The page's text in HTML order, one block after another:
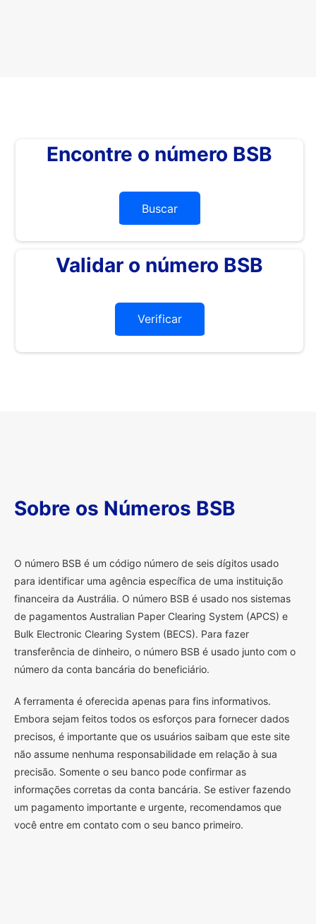
Encontre o número BSB
Buscar
Validar o número BSB
Verificar
Sobre os Números BSB
O número BSB é um código número de seis dígitos usado
para identificar uma agência específica de uma instituição
financeira da Austrália. O número BSB é usado nos sistemas
de pagamentos Australian Paper Clearing System (APCS) e
Bulk Electronic Clearing System (BECS). Para fazer
transferência de dinheiro, o número BSB é usado junto com o
número da conta bancária do beneficiário.
A ferramenta é oferecida apenas para fins informativos.
Embora sejam feitos todos os esforços para fornecer dados
precisos, é importante que os usuários saibam que este site
não assume nenhuma responsabilidade em relação à sua
precisão. Somente o seu banco pode confirmar as
informações corretas da conta bancária. Se estiver fazendo
um pagamento importante e urgente, recomendamos que
você entre em contato com o seu banco primeiro.